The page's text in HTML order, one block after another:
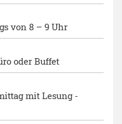
von 8 – 9 Uhr
oder Buffet
mit Lesung -